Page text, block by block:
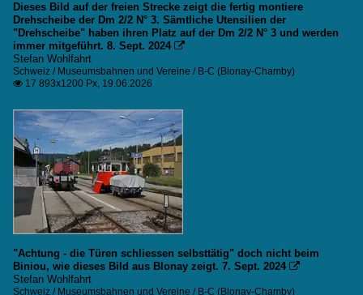
Dieses Bild auf der freien Strecke zeigt die fertig montiere
Drehscheibe der Dm 2/2 N° 3. Sämtliche Utensilien der
"Drehscheibe" haben ihren Platz auf der Dm 2/2 N° 3 und werden
immer mitgeführt. 8. Sept. 2024

Stefan Wohlfahrt
Schweiz / Museumsbahnen und Vereine / B-C (Blonay-Chamby)
 17 893x1200 Px, 19.06.2026
"Achtung - die Türen schliessen selbsttätig" doch nicht beim
Biniou, wie dieses Bild aus Blonay zeigt. 7. Sept. 2024

Stefan Wohlfahrt
Schweiz / Museumsbahnen und Vereine / B-C (Blonay-Chamby)